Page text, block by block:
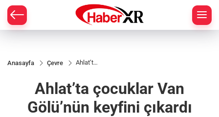
Anasayfa Çevre
Ahlat’ta
Gölü’nün
keyfini
çıkardı
Ahlat’ta çocuklar Van
Gölü’nün keyfini çıkardı